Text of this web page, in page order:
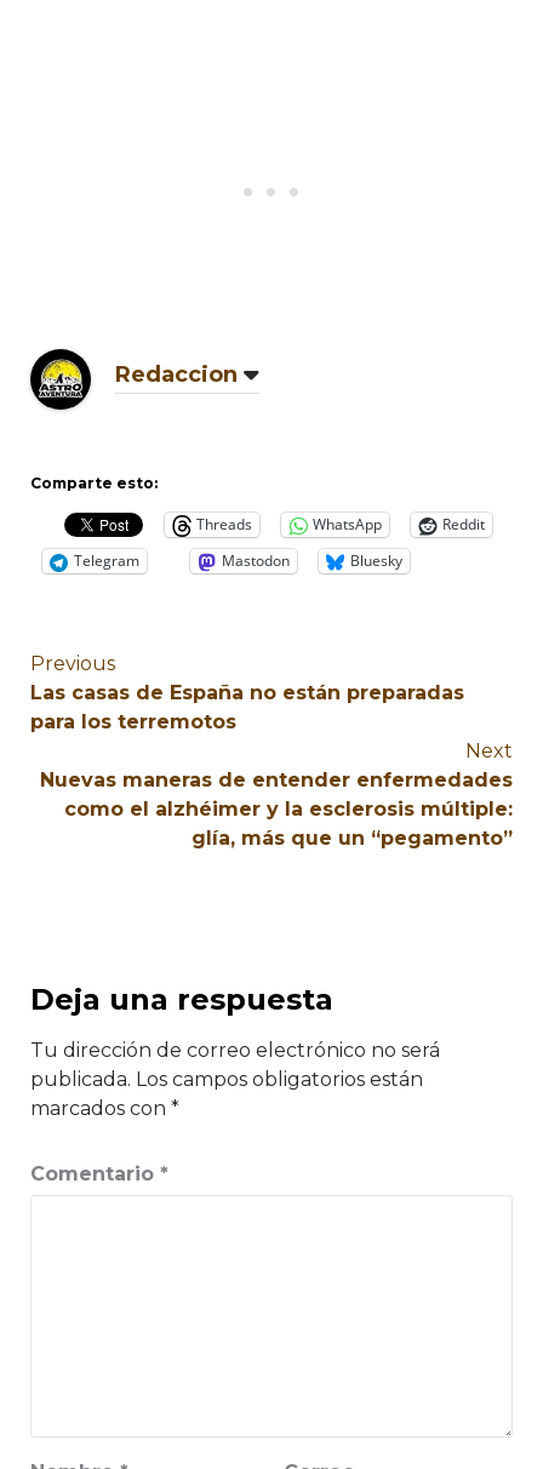
Redaccion
Comparte esto:
Threads WhatsApp
Reddit
Telegram
Mastodon Bluesky
Previous
Las casas de España no están preparadas
para los terremotos
Next
Nuevas maneras de entender enfermedades
como el alzhéimer y la esclerosis múltiple:
glía, más que un “pegamento”
Deja una respuesta
Tu dirección de correo electrónico no será
publicada. Los campos obligatorios están
marcados con *
Comentario *